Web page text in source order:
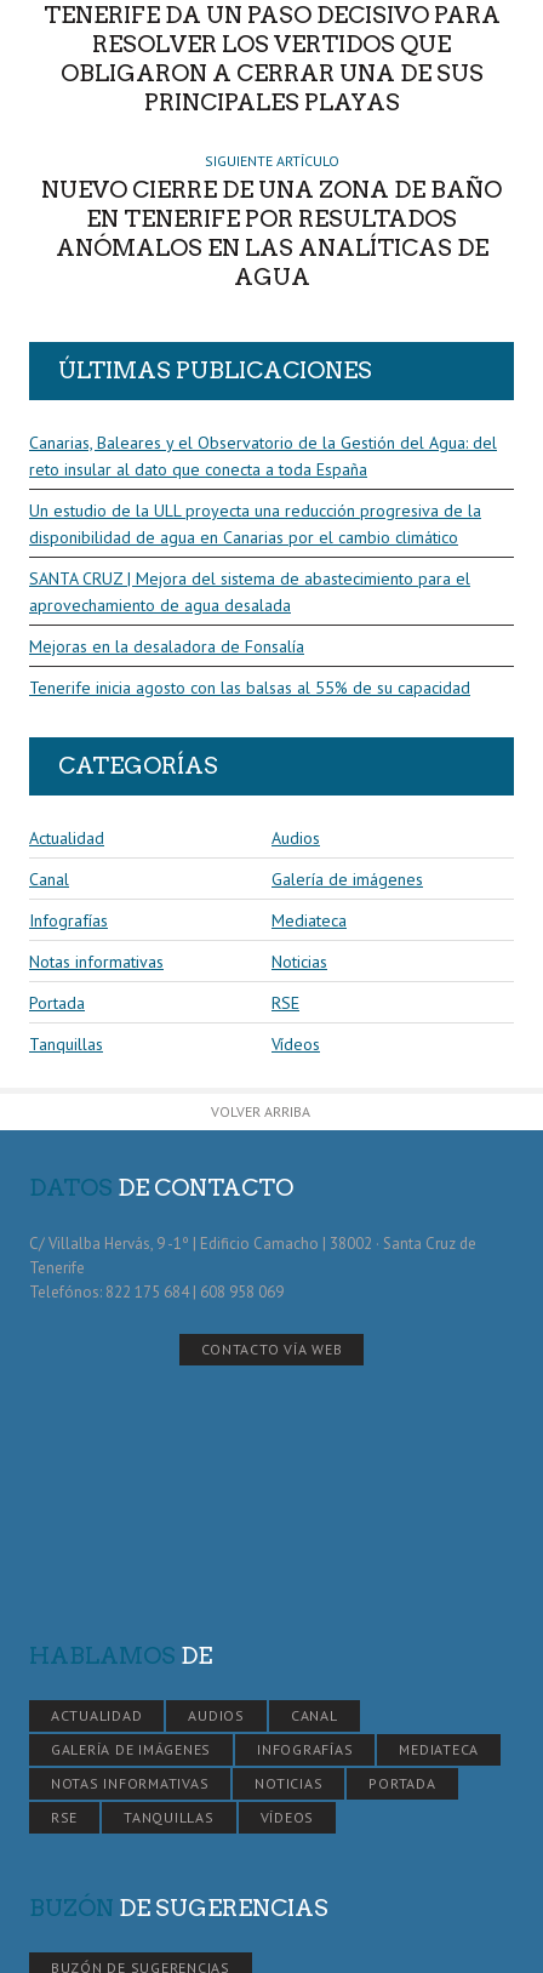
TENERIFE DA UN PASO DECISIVO PARA
RESOLVER LOS VERTIDOS QUE
OBLIGARON A CERRAR UNA DE SUS
PRINCIPALES PLAYAS
SIGUIENTE ARTÍCULO
NUEVO CIERRE DE UNA ZONA DE BAÑO
EN TENERIFE POR RESULTADOS
ANÓMALOS EN LAS ANALÍTICAS DE
AGUA
ÚLTIMAS PUBLICACIONES
Canarias, Baleares y el Observatorio de la Gestión del Agua: del
reto insular al dato que conecta a toda España
Un estudio de la ULL proyecta una reducción progresiva de la
disponibilidad de agua en Canarias por el cambio climático
SANTA CRUZ | Mejora del sistema de abastecimiento para el
aprovechamiento de agua desalada
Mejoras en la desaladora de Fonsalía
Tenerife inicia agosto con las balsas al 55% de su capacidad
CATEGORÍAS
Actualidad
Audios
Canal
Galería de imágenes
Infografías
Mediateca
Notas informativas
Noticias
Portada
RSE
Tanquillas
Vídeos
VOLVER ARRIBA
DATOS DE CONTACTO
C/ Villalba Hervás, 9 -1º | Edificio Camacho | 38002 · Santa Cruz de
Tenerife
Telefónos: 822 175 684 | 608 958 069
CONTACTO VÍA WEB
HABLAMOS DE
ACTUALIDAD AUDIOS
CANAL
GALERÍA DE IMÁGENES
INFOGRAFÍAS
MEDIATECA
NOTAS INFORMATIVAS
NOTICIAS
PORTADA
RSE
TANQUILLAS VÍDEOS
BUZÓN DE SUGERENCIAS
BUZÓN DE SUGERENCIAS